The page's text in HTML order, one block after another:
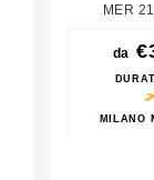
MER
da
MILANO